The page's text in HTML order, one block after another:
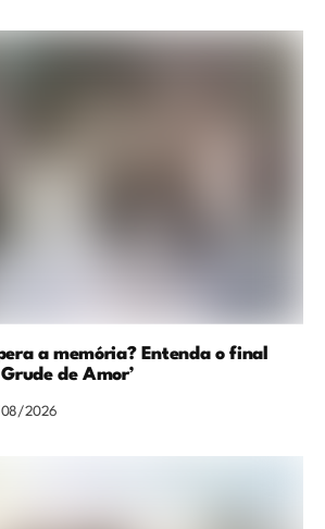
a memória? Entenda o final
de Amor’
2026